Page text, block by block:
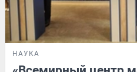
НАУКА